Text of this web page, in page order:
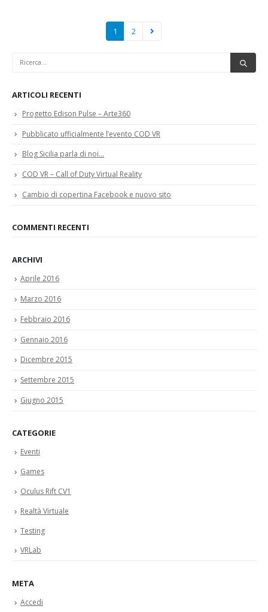
1 2
ARTICOLI RECENTI
Progetto Edison Pulse – Arte360
Pubblicato ufficialmente l’evento COD VR
Blog Sicilia parla di noi…
COD VR – Call of Duty Virtual Reality
Cambio di copertina Facebook e nuovo sito
COMMENTI RECENTI
ARCHIVI
Aprile 2016
Marzo 2016
Febbraio 2016
Gennaio 2016
Dicembre 2015
Settembre 2015
Giugno 2015
CATEGORIE
Eventi
Games
Oculus Rift CV1
Realtà Virtuale
Testing
VRLab
META
Accedi